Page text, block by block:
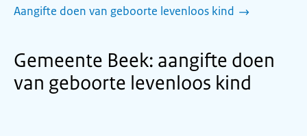
Aangifte doen van geboorte levenloos kind
Gemeente Beek: aangifte doen
van geboorte levenloos kind